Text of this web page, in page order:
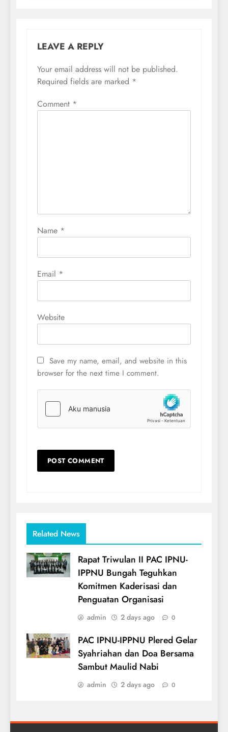
LEAVE A REPLY
Your email address will not be published.
Required fields are marked *
Comment *
Name *
Email *
Website
Save my name, email, and website in this
browser for the next time I comment.
Related News
Rapat Triwulan II PAC IPNU-
IPPNU Bungah Teguhkan
Komitmen Kaderisasi dan
Penguatan Organisasi
admin 2 days ago 0
PAC IPNU-IPPNU Plered Gelar
Syahriahan dan Doa Bersama
Sambut Maulid Nabi
admin 2 days ago 0